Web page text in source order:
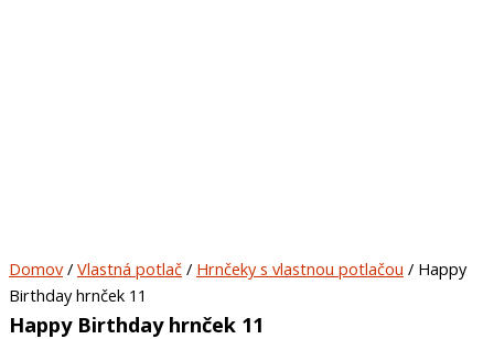
Domov/ Vlastná potlač / Hrnčeky s vlastnou potlačou / Happy
Birthday hrnček 11
Happy Birthday hrnček 11